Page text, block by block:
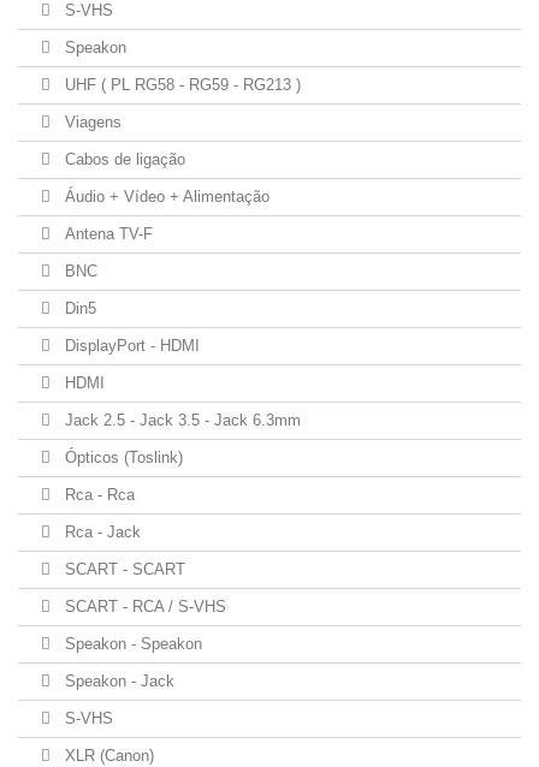
S-VHS
Speakon
UHF ( PL RG58 - RG59 - RG213 )
Viagens
Cabos de ligação
Áudio + Vídeo + Alimentação
Antena TV-F
BNC
Din5
DisplayPort - HDMI
HDMI
Jack 2.5 - Jack 3.5 - Jack 6.3mm
Ópticos (Toslink)
Rca - Rca
Rca - Jack
SCART - SCART
SCART - RCA / S-VHS
Speakon - Speakon
Speakon - Jack
S-VHS
XLR (Canon)